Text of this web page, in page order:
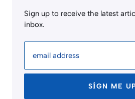
Sign up to receive the latest
inbox.
email address
SIGN ME